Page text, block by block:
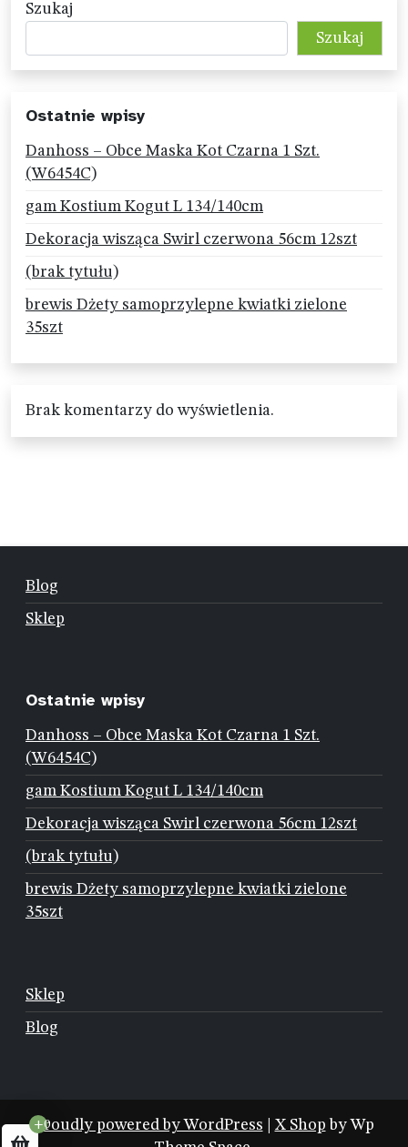
Szukaj
Szukaj
Ostatnie wpisy
Danhoss – Obce Maska Kot Czarna 1 Szt.
(W6454C)
gam Kostium Kogut L 134/140cm
Dekoracja wisząca Swirl czerwona 56cm 12szt
(brak tytułu)
brewis Dżety samoprzylepne kwiatki zielone
35szt
Brak komentarzy do wyświetlenia.
Blog
Sklep
Ostatnie wpisy
Danhoss – Obce Maska Kot Czarna 1 Szt.
(W6454C)
gam Kostium Kogut L 134/140cm
Dekoracja wisząca Swirl czerwona 56cm 12szt
(brak tytułu)
brewis Dżety samoprzylepne kwiatki zielone
35szt
Sklep
Blog
Proudly powered by WordPress X Shop by Wp
+0